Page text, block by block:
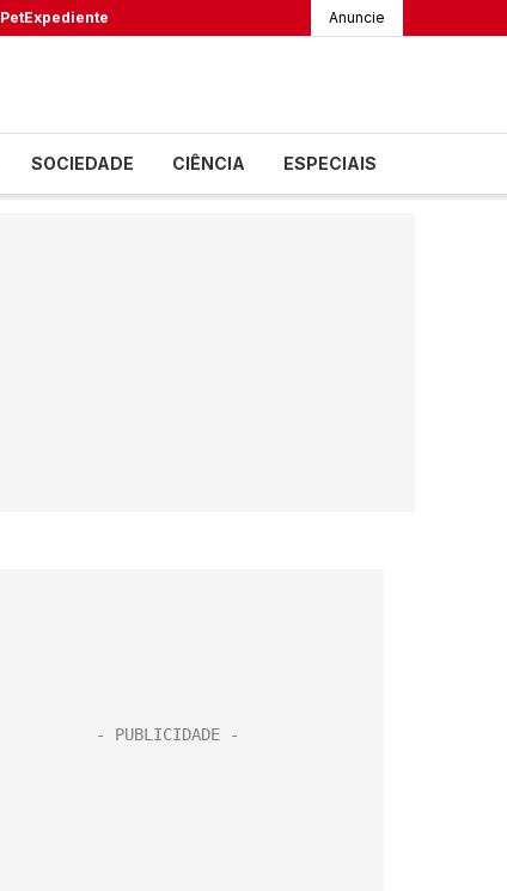
PetExpediente Anuncie
SOCIEDADE CIÊNCIA ESPECIAIS